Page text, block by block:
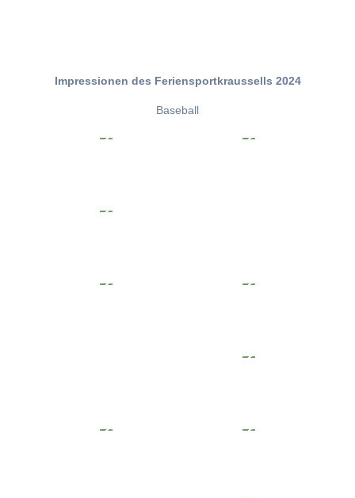
Impressionen des Feriensportkraussells 2024
Baseball